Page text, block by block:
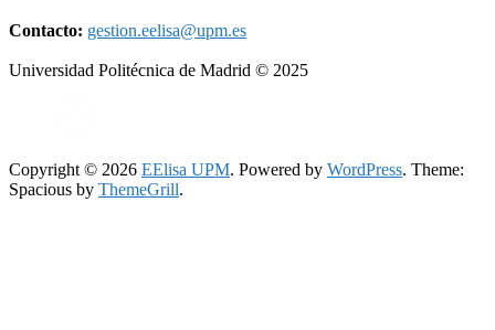
Contacto: gestion.eelisa@upm.es
Universidad Politécnica de Madrid © 2025
Copyright © 2026 EElisa UPM. Powered by WordPress. Theme:
Spacious by ThemeGrill.